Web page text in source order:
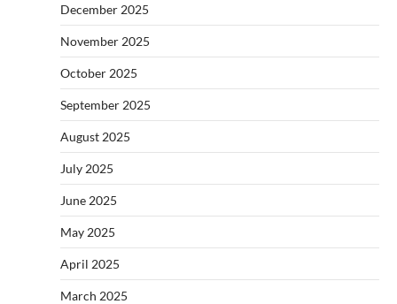
December 2025
November 2025
October 2025
September 2025
August 2025
July 2025
June 2025
May 2025
April 2025
March 2025